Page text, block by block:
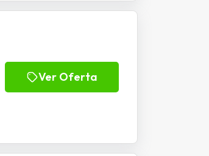
Ver Oferta